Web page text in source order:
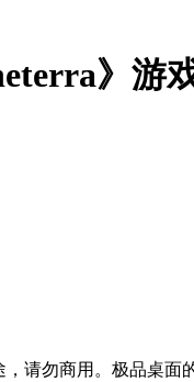
》
请勿商用。极品桌